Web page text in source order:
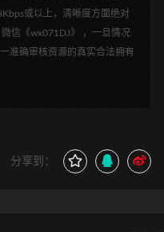
或以上，清晰度方面绝对
信《wx071DJ》 ，一旦情况
准确审核资源的真实合法拥有
分享到：